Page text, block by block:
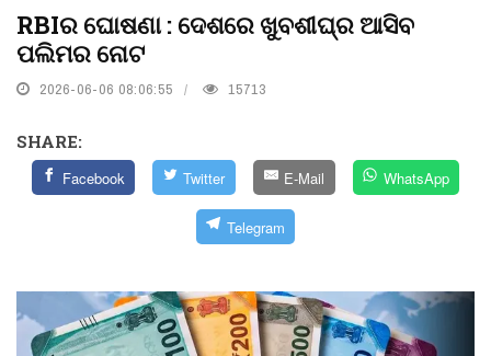
RBIର ଘୋଷଣା : ଦେଶରେ ଖୁବଶୀଘ୍ର ଆସିବ
ପଲିମର ନୋଟ
2026-06-06 08:06:55 15713
SHARE:
Facebook Twitter E-Mail WhatsApp
Telegram